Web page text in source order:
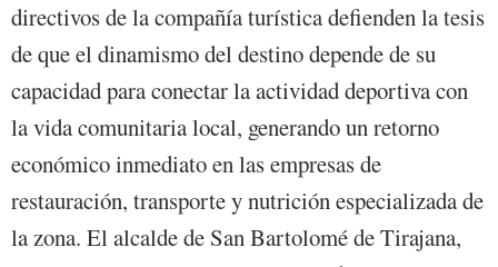
directivos de la compañía turística defienden la tesis
de que el dinamismo del destino depende de su
capacidad para conectar la actividad deportiva con
la vida comunitaria local, generando un retorno
económico inmediato en las empresas de
restauración, transporte y nutrición especializada de
la zona. El alcalde de San Bartolomé de Tirajana,